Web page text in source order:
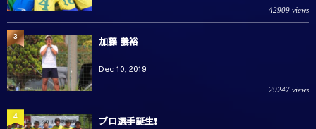
42909 views
加藤 義裕
Dec 10, 2019
29247 views
3
プロ選手誕生❗️
4